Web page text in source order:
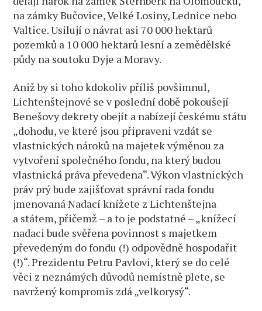
na zámky Bučovice, Velké Losiny, Lednice nebo
Valtice. Usilují o návrat asi 70 000 hektarů
pozemků a 10 000 hektarů lesní a zemědělské
půdy na soutoku Dyje a Moravy.
Aniž by si toho kdokoliv příliš povšimnul,
Lichtenštejnové se v poslední době pokoušejí
Benešovy dekrety obejít a nabízejí českému státu
„dohodu, ve které jsou připraveni vzdát se
vlastnických nároků na majetek výměnou za
vytvoření společného fondu, na který budou
vlastnická práva převedena“. Výkon vlastnických
práv prý bude zajišťovat správní rada fondu
jmenovaná Nadací knížete z Lichtenštejna
a státem, přičemž – a to je podstatné – „knížecí
nadaci bude svěřena povinnost s majetkem
převedeným do fondu (!) odpovědně hospodařit
(!)“. Prezidentu Petru Pavlovi, který se do celé
věci z neznámých důvodů nemístně plete, se
navržený kompromis zdá „velkorysý“.